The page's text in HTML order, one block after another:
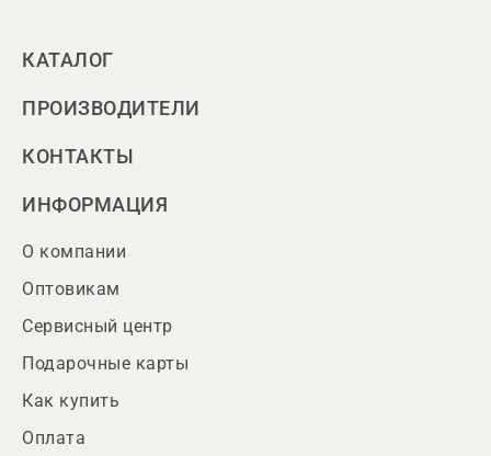
КАТАЛОГ
ПРОИЗВОДИТЕЛИ
КОНТАКТЫ
ИНФОРМАЦИЯ
О компании
Оптовикам
Сервисный центр
Подарочные карты
Как купить
Оплата